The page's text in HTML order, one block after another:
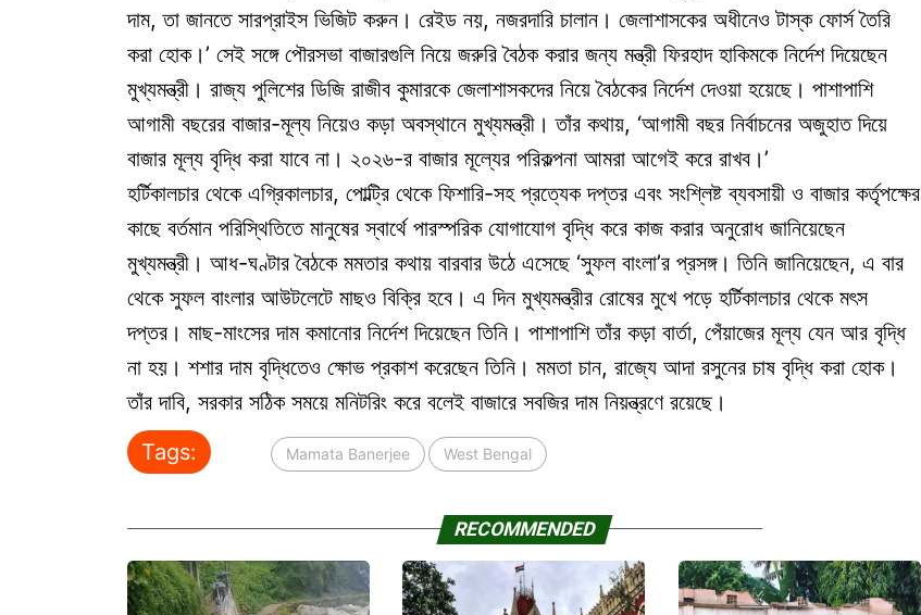
দাম, তা জানতে সারপ্রাইস ভিজিট করুন। রেইড নয়, নজরদারি চালান। জেলাশাসকের অধীনেও টাস্ক ফোর্স তৈরি
করা হোক।’ সেই সঙ্গে পৌরসভা বাজারগুলি নিয়ে জরুরি বৈঠক করার জন্য মন্ত্রী ফিরহাদ হাকিমকে নির্দেশ দিয়েছেন
মুখ্যমন্ত্রী। রাজ্য পুলিশের ডিজি রাজীব কুমারকে জেলাশাসকদের নিয়ে বৈঠকের নির্দেশ দেওয়া হয়েছে। পাশাপাশি
আগামী বছরের বাজার-মূল্য নিয়েও কড়া অবস্থানে মুখ্যমন্ত্রী। তাঁর কথায়, ‘আগামী বছর নির্বাচনের অজুহাত দিয়ে
বাজার মূল্য বৃদ্ধি করা যাবে না। ২০২৬-র বাজার মূল্যের পরিকল্পনা আমরা আগেই করে রাখব।’
হর্টিকালচার থেকে এগ্রিকালচার, পোল্ট্রি থেকে ফিশারি-সহ প্রত্যেক দপ্তর এবং সংশ্লিষ্ট ব্যবসায়ী ও বাজার কর্তৃপক্ষের
কাছে বর্তমান পরিস্থিতিতে মানুষের স্বার্থে পারস্পরিক যোগাযোগ বৃদ্ধি করে কাজ করার অনুরোধ জানিয়েছেন
মুখ্যমন্ত্রী। আধ-ঘণ্টার বৈঠকে মমতার কথায় বারবার উঠে এসেছে ‘সুফল বাংলা’র প্রসঙ্গ। তিনি জানিয়েছেন, এ বার
থেকে সুফল বাংলার আউটলেটে মাছও বিক্রি হবে। এ দিন মুখ্যমন্ত্রীর রোষের মুখে পড়ে হর্টিকালচার থেকে মৎস
দপ্তর। মাছ-মাংসের দাম কমানোর নির্দেশ দিয়েছেন তিনি। পাশাপাশি তাঁর কড়া বার্তা, পেঁয়াজের মূল্য যেন আর বৃদ্ধি
না হয়। শশার দাম বৃদ্ধিতেও ক্ষোভ প্রকাশ করেছেন তিনি। মমতা চান, রাজ্যে আদা রসুনের চাষ বৃদ্ধি করা হোক।
তাঁর দাবি, সরকার সঠিক সময়ে মনিটরিং করে বলেই বাজারে সবজির দাম নিয়ন্ত্রণে রয়েছে।
Tags:
Mamata Banerjee West Bengal
RECOMMENDED